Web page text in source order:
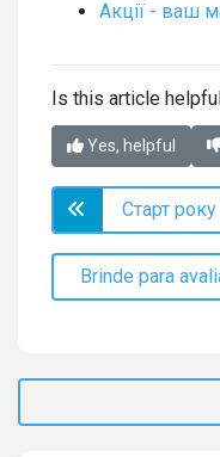
Акції - ваш
Is this article
Yes, helpful
Старт